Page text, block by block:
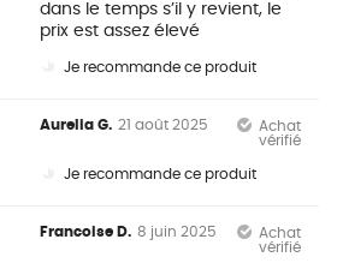
dans le temps s’il y revient, le
prix est assez élevé
Je recommande ce produit
Aurelia G. 21 août 2025
Achat
vérifié
Je recommande ce produit
Francoise D. 8 juin 2025
Achat
vérifié